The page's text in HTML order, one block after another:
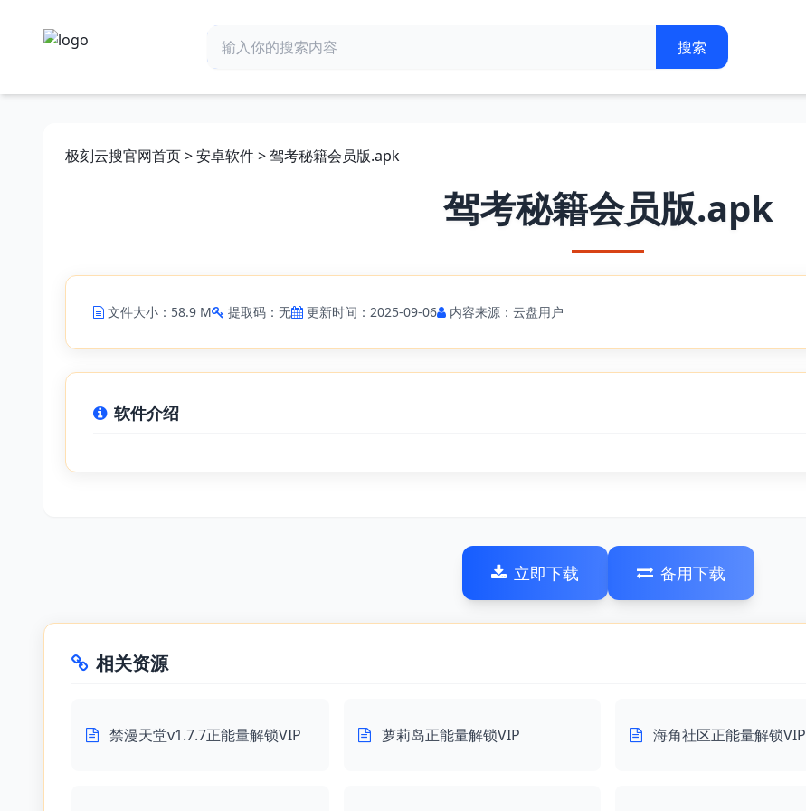
极刻云搜官网首页>安卓软件> 驾考秘籍会员版.apk
驾考秘籍会员版.apk
文件大小：58.9 M 提取码：无 更新时间：2025-09-06 内容来源：云盘用户
软件介绍
立即下载 备用下载
相关资源
禁漫天堂v1.7.7正能量解锁VIP 萝莉岛正能量解锁VIP 海角社区正能量解锁VIP